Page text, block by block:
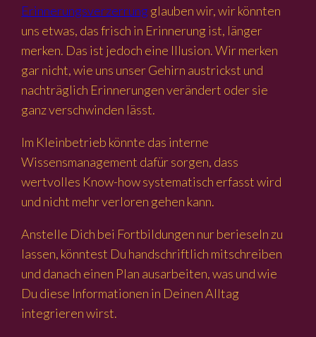
Erinnerungsverzerrung glauben wir, wir könnten
uns etwas, das frisch in Erinnerung ist, länger
merken. Das ist jedoch eine Illusion. Wir merken
gar nicht, wie uns unser Gehirn austrickst und
nachträglich Erinnerungen verändert oder sie
ganz verschwinden lässt.
Im Kleinbetrieb könnte das interne
Wissensmanagement dafür sorgen, dass
wertvolles Know-how systematisch erfasst wird
und nicht mehr verloren gehen kann.
Anstelle Dich bei Fortbildungen nur berieseln zu
lassen, könntest Du handschriftlich mitschreiben
und danach einen Plan ausarbeiten, was und wie
Du diese Informationen in Deinen Alltag
integrieren wirst.